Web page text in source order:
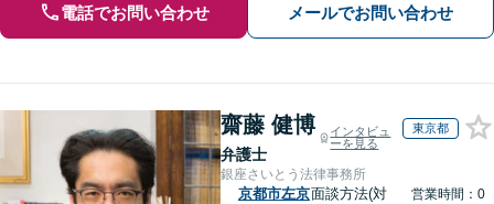
電話でお問い合わせ メールでお問い合わせ
齋藤 健博
弁護士
インタビュ
ーを見る
東京都
銀座さいとう法律事務所
京都市左京面談方法(対
営業時間：0